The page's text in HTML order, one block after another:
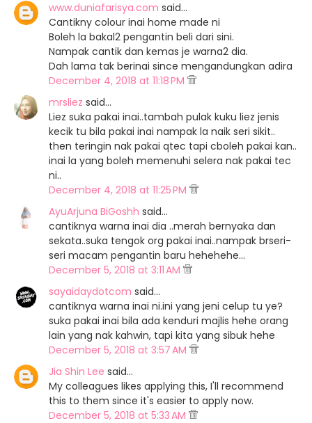
www.duniafarisya.com said…
Cantikny colour inai home made ni
Boleh la bakal2 pengantin beli dari sini.
Nampak cantik dan kemas je warna2 dia.
Dah lama tak berinai since mengandungkan adira
December 4, 2018 at 11:18 PM
mrsliez said…
Liez suka pakai inai..tambah pulak kuku liez jenis
kecik tu bila pakai inai nampak la naik seri sikit..
then teringin nak pakai qtec tapi cboleh pakai kan..
inai la yang boleh memenuhi selera nak pakai tec
ni..
December 4, 2018 at 11:25 PM
AyuArjuna BiGoshh said…
cantiknya warna inai dia ..merah bernyaka dan
sekata..suka tengok org pakai inai..nampak brseri-
seri macam pengantin baru hehehehe...
December 5, 2018 at 3:11 AM
sayaidaydotcom said…
cantiknya warna inai ni.ini yang jeni celup tu ye?
suka pakai inai bila ada kenduri majlis hehe orang
lain yang nak kahwin, tapi kita yang sibuk hehe
December 5, 2018 at 3:57 AM
Jia Shin Lee said…
My colleagues likes applying this, I'll recommend
this to them since it's easier to apply now.
December 5, 2018 at 5:33 AM